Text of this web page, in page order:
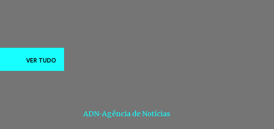
VER TUDO
ADN-Agência de Notícias